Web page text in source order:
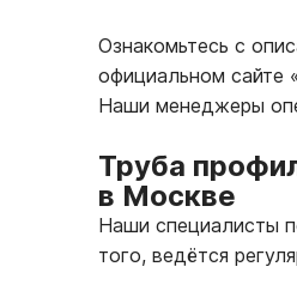
Ознакомьтесь с
официальном сайте
Наши менеджеры
Труба
в Москве
Наши специалисты
того, ведётся